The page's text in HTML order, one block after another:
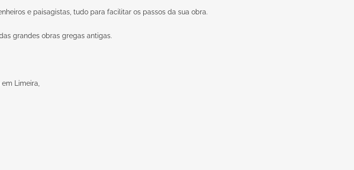
e paisagistas, tudo para facilitar os passos da sua obra.
grandes obras gregas antigas.
Limeira,